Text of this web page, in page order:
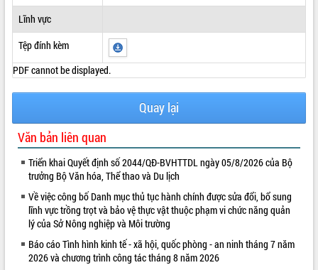
VIDEO
Lĩnh vực
Tệp đính kèm
PDF cannot be displayed.
Quay lại
Văn bản liên quan
Triển khai Quyết định số 2044/QĐ-BVHTTDL ngày 05/8/2026 của Bộ
trưởng Bộ Văn hóa, Thể thao và Du lịch
Về việc công bố Danh mục thủ tục hành chính được sửa đổi, bổ sung
lĩnh vực trồng trọt và bảo vệ thực vật thuộc phạm vi chức năng quản
lý của Sở Nông nghiệp và Môi trường
Báo cáo Tình hình kinh tế - xã hội, quốc phòng - an ninh tháng 7 năm
2026 và chương trình công tác tháng 8 năm 2026